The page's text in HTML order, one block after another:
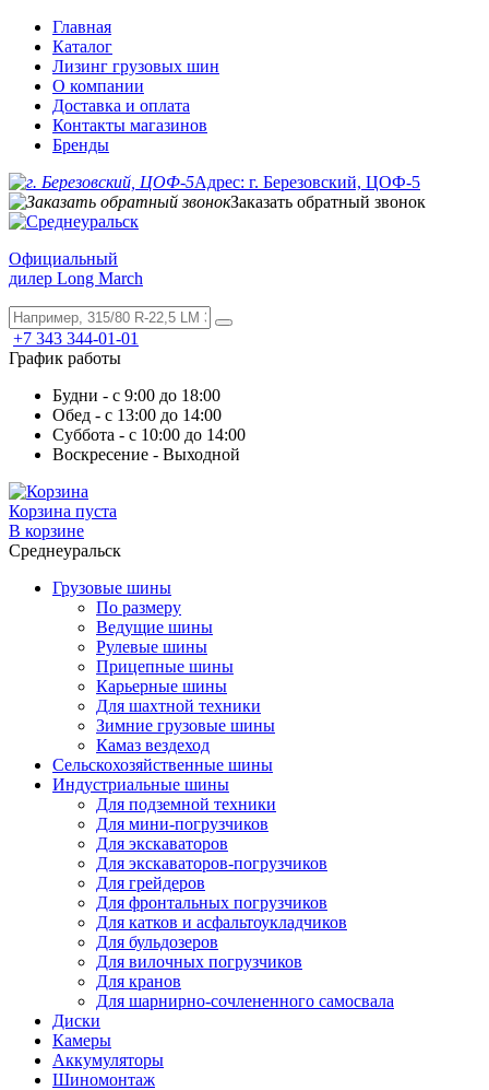
Главная
Каталог
Лизинг грузовых шин
О компании
Доставка и оплата
Контакты магазинов
Бренды
Адрес: г. Березовский, ЦОФ-5
Заказать обратный звонок
Официальный
дилер Long March
+7 343 344-01-01
График работы
Будни - с 9:00 до 18:00
Обед - с 13:00 до 14:00
Суббота - с 10:00 до 14:00
Воскресение - Выходной
Корзина пуста
В корзине
Среднеуральск
Грузовые шины
По размеру
Ведущие шины
Рулевые шины
Прицепные шины
Карьерные шины
Для шахтной техники
Зимние грузовые шины
Камаз вездеход
Сельскохозяйственные шины
Индустриальные шины
Для подземной техники
Для мини-погрузчиков
Для экскаваторов
Для экскаваторов-погрузчиков
Для грейдеров
Для фронтальных погрузчиков
Для катков и асфальтоукладчиков
Для бульдозеров
Для вилочных погрузчиков
Для кранов
Для шарнирно-сочлененного самосвала
Диски
Камеры
Аккумуляторы
Шиномонтаж